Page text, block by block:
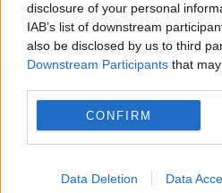
disclosure of your personal
IAB’s list of downstream
also be disclosed by us to third
Downstream Participants that
CONFIRM
Data Deletion Data
menținerea centralelor
adresa lui